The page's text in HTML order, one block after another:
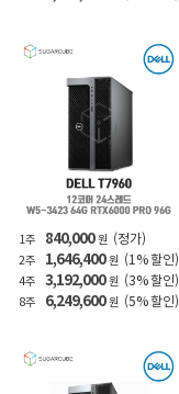
1주 840,000 원 (정가)
2주 1,646,400 원 (1% 할인)
4주 3,192,000 원 (3% 할인)
8주 6,249,600 원 (5% 할인)